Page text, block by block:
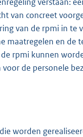
van concreet
van de rpmi in
maatregelen en
rpmi kunnen
de personele
worden